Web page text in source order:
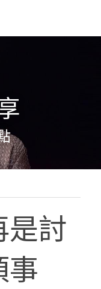
討
事